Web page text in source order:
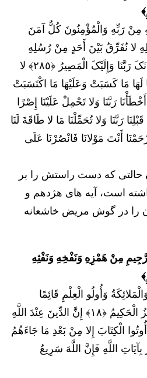
مِنْ رَبِّهِ وَالْمُؤْمِنُونَ کُلٌّ آمَنَ
لا نُفَرِّقُ بَیْنَ أَحَدٍ مِنْ رُسُلِهِ
وَقَالُوا سَمِعْنَا وَأَطَعْنَا غُفْرَانَکَ رَبَّنَا وَإِلَیْکَ الْمَصِیرُ ﴿٢٨٥﴾ لا
لَهَا مَا کَسَبَتْ وَعَلَیْهَا مَا اکْتَسَبَتْ
رَبَّنَا وَلا تَحْمِلْ عَلَیْنَا إِصْرًا
رَبَّنَا وَلا تُحَمِّلْنَا مَا لا طَاقَةَ لَنَا
أَنْتَ مَوْلانَا فَانْصُرْنَا عَلَى
حالتی که دست راستش را بر
است، آیه های هژدهم و
را در گوش مریض خاشعانه
مِنْ هَمْزِهِ وَنَفْخِهِ وَنَفْثِهِ
وَأُولُو الْعِلْمِ قَائِمًا
بِالْقِسْطِ لا إِلَهَ إِلا هُوَ الْعَزِیزُ الْحَکِیمُ ﴿١٨﴾ إِنَّ الدِّینَ عِنْدَ اللَّهِ
الْکِتَابَ إِلا مِنْ بَعْدِ مَا جَاءَهُمُ
بِآیَاتِ اللَّهِ فَإِنَّ اللَّهَ سَرِیعُ